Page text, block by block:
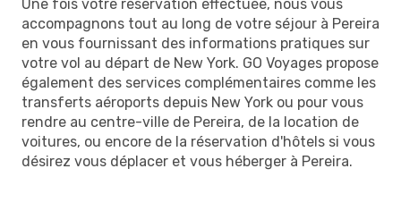
Une fois votre réservation effectuée, nous vous
accompagnons tout au long de votre séjour à Pereira
en vous fournissant des informations pratiques sur
votre vol au départ de New York. GO Voyages propose
également des services complémentaires comme les
transferts aéroports depuis New York ou pour vous
rendre au centre-ville de Pereira, de la location de
voitures, ou encore de la réservation d'hôtels si vous
désirez vous déplacer et vous héberger à Pereira.